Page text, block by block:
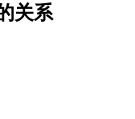
关系